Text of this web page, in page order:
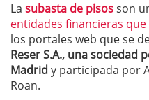
La subasta de pisosson
entidades financieras
los portales web que se
Reser S.A., una sociedad
Madrid y participada por
Roan.